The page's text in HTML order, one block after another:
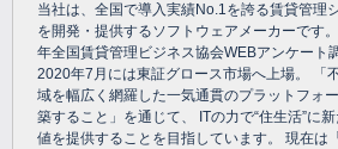
当社は、全国で導入実績No.1を誇る賃貸管理
を開発・提供するソフトウェアメーカーです
年全国賃貸管理ビジネス協会WEBアンケート
2020年7月には東証グロース市場へ上場。 「
域を幅広く網羅した一気通貫のプラットフォ
築すること」を通じて、 ITの力で“住生活”に
値を提供することを目指しています。 現在は